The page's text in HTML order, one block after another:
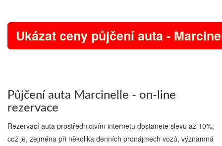
Ukázat ceny půjčení auta -
Půjčení auta Marcinelle - on-line
rezervace
Rezervací auta prostřednictvím internetu dostanete slevu až 10%,
což je, zejména při několika denních pronájmech vozů, významná